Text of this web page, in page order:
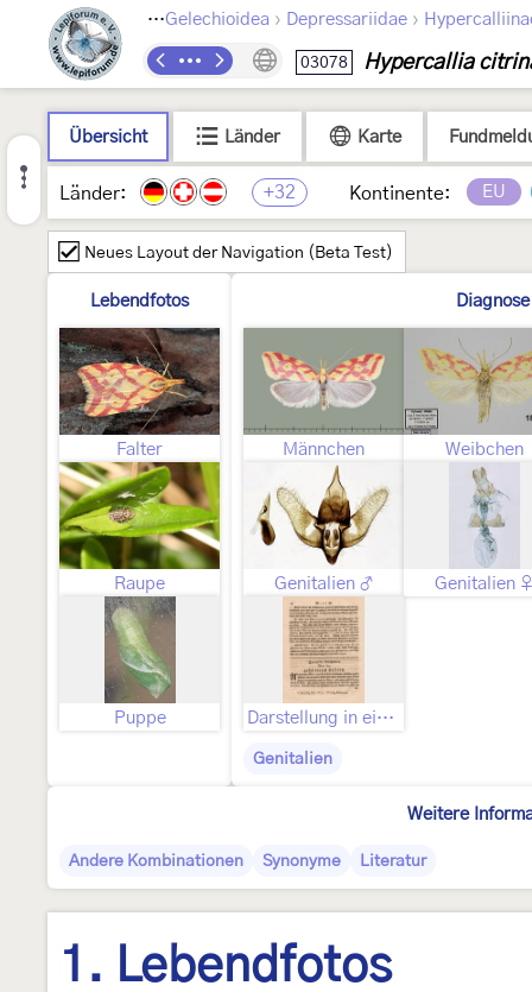
Lepidoptera ›Gelechioidea › Depressariidae ›
03078 Hypercallia
Übersicht Länder Karte
Länder: +32 Kontinente: EU
Neues Layout der Navigation (Beta Test)
Lebendfotos
Falter
Raupe
Puppe
Diagnose
Männchen Weibchen
Genitalien ♂ Genitalien ♀
Darstellung in einer prae-linnéischen Publikation
Genitalien
Weitere
Andere Kombinationen Synonyme Literatur
1. Lebendfotos